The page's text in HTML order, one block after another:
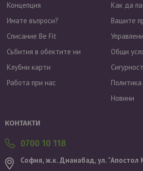
Концепция
Имате въпроси?
Списание Be Fit
Събития в обектите ни
Клубни карти
Работа при нас
Как да
Вашите
Общи
Новини
КОНТАКТИ
0700 10 118
София, ж.к. Дианабад, ул.